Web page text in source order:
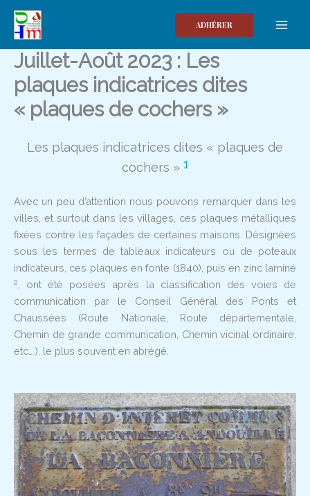
contenu
ADHÉRER
Juillet-Août 2023 : Les
plaques indicatrices dites
« plaques de cochers »
Les plaques indicatrices dites « plaques de
cochers » 1
Avec un peu d’attention nous pouvons remarquer dans les
villes, et surtout dans les villages, ces plaques métalliques
fixées contre les façades de certaines maisons. Désignées
sous les termes de tableaux indicateurs ou de poteaux
indicateurs, ces plaques en fonte (1840), puis en zinc laminé
2
, ont été posées après la classification des voies de
communication par le Conseil Général des Ponts et
Chaussées (Route Nationale, Route départementale,
Chemin de grande communication, Chemin vicinal ordinaire,
etc.…), le plus souvent en abrégé.